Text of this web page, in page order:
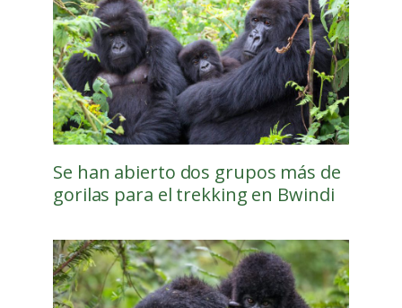
Se han abierto dos grupos más de
gorilas para el trekking en Bwindi